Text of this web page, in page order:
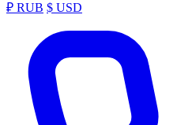
₽ RUB $ USD